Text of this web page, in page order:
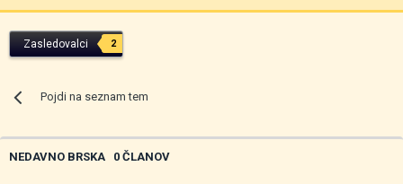
Zasledovalci 2
Pojdi na seznam tem
NEDAVNO BRSKA 0 ČLANOV